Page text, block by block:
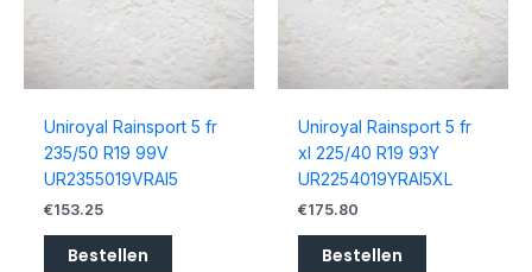
Uniroyal Rainsport 5 fr
235/50 R19 99V
UR2355019VRAI5
€153.25
Bestellen
Uniroyal Rainsport 5 fr
xl 225/40 R19 93Y
UR2254019YRAI5XL
€175.80
Bestellen